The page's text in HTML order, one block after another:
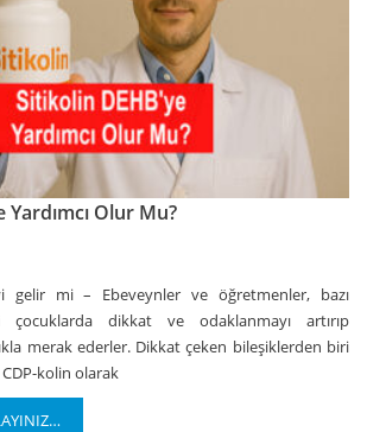
Yardımcı Olur Mu?
gelir mi – Ebeveynler ve öğretmenler, bazı
çocuklarda dikkat ve odaklanmayı artırıp
merak ederler. Dikkat çeken bileşiklerden biri
kolin olarak